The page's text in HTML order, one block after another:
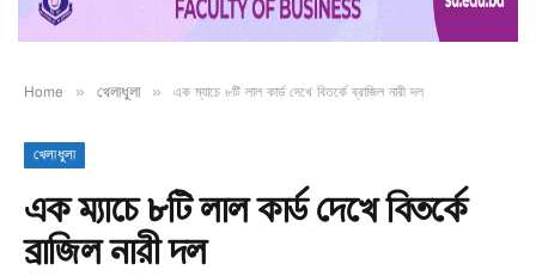
Home » খেলাধুলা » এক ম্যাচে ৮টি লাল কার্ড দেখে বিতর্কে ব্রাজিল নারী দল
খেলাধুলা
এক ম্যাচে ৮টি লাল কার্ড দেখে বিতর্কে
ব্রাজিল নারী দল